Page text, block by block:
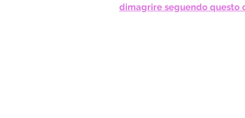
dimagrire seguendo questo